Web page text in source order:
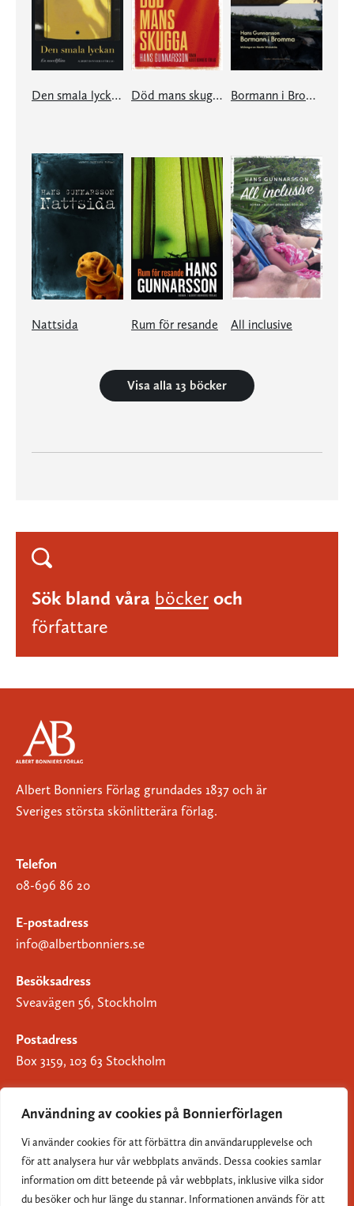
Användning av cookies på Bonnierförlagen
Vi använder cookies för att förbättra din användarupplevelse och
för att analysera hur vår webbplats används. Dessa cookies samlar
information om ditt beteende på vår webbplats, inklusive vilka sidor
du besöker och hur länge du stannar. Informationen används för att
Den smala lyckan Död mans skugga Bormann i Bromma
Nattsida Rum för resande All inclusive
Visa alla 13 böcker
Sök bland våra böcker och
författare
Albert Bonniers Förlag grundades 1837 och är
Sveriges största skönlitterära förlag.
Telefon
08-696 86 20
E-postadress
info@albertbonniers.se
Besöksadress
Sveavägen 56, Stockholm
Postadress
Box 3159, 103 63 Stockholm
Om Bonnierförlagen
Cookies